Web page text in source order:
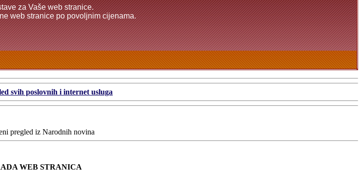
za Vaše web stranice.
web stranice po povoljnim cijenama.
svih poslovnih i internet usluga
pregled iz Narodnih novina
WEB STRANICA